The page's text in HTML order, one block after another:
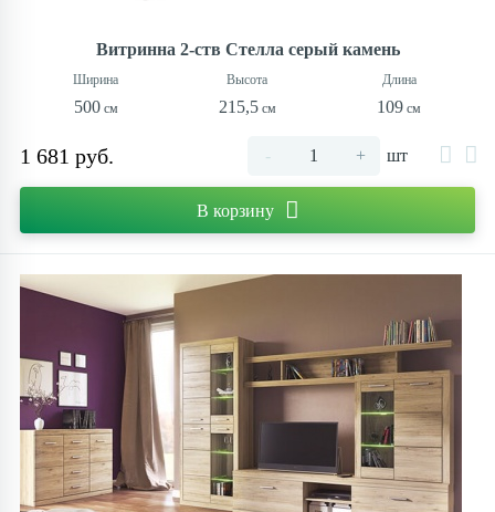
Витринна 2-ств Стелла серый камень
500 215,5 109
1 681 руб. - + шт
В корзину